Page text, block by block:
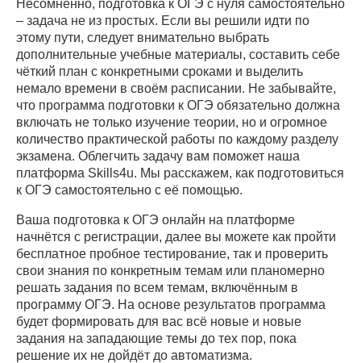
Несомненно, подготовка к ОГЭ с нуля самостоятельно
– задача не из простых. Если вы решили идти по
этому пути, следует внимательно выбрать
дополнительные учебные материалы, составить себе
чёткий план с конкретными сроками и выделить
немало времени в своём расписании. Не забывайте,
что программа подготовки к ОГЭ обязательно должна
включать не только изучение теории, но и огромное
количество практической работы по каждому разделу
экзамена. Облегчить задачу вам поможет наша
платформа Skills4u. Мы расскажем, как подготовиться
к ОГЭ самостоятельно с её помощью.
Ваша подготовка к ОГЭ онлайн на платформе
начнётся с регистрации, далее вы можете как пройти
бесплатное пробное тестирование, так и проверить
свои знания по конкретным темам или планомерно
решать задания по всем темам, включённым в
программу ОГЭ. На основе результатов программа
будет формировать для вас всё новые и новые
задания на западающие темы до тех пор, пока
решение их не дойдёт до автоматизма.